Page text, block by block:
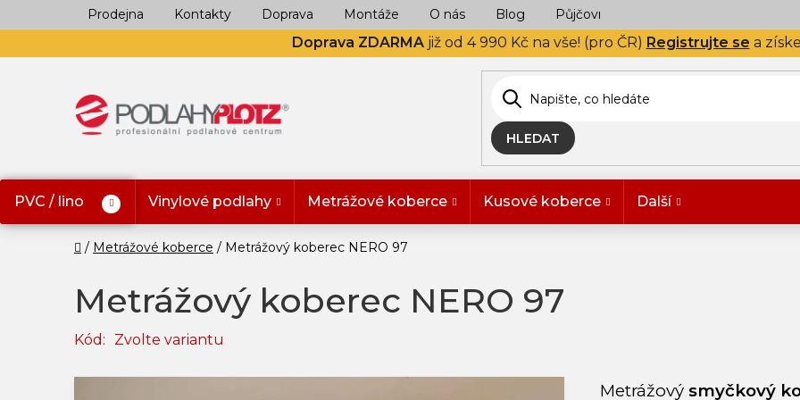
na
Doprava ZDARMA již od 4 990 Kč na vše! (pro ČR) Registrujte se a
Prodejna Kontakty Doprava Montáže O nás Blog Půjčovna
HLEDAT
PVC / lino Vinylové podlahy Metrážové koberce Kusové koberce Další
Domů
Metrážové koberce Metrážový koberec NERO 97
Metrážový koberec NERO 97
Kód: Zvolte variantu
Metrážový smyčkový